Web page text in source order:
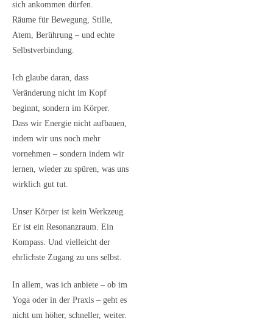
sich ankommen dürfen.
Räume für Bewegung, Stille,
Atem, Berührung – und echte
Selbstverbindung.
Ich glaube daran, dass
Veränderung nicht im Kopf
beginnt, sondern im Körper.
Dass wir Energie nicht aufbauen,
indem wir uns noch mehr
vornehmen – sondern indem wir
lernen, wieder zu spüren, was uns
wirklich gut tut.
Unser Körper ist kein Werkzeug.
Er ist ein Resonanzraum. Ein
Kompass. Und vielleicht der
ehrlichste Zugang zu uns selbst.
In allem, was ich anbiete – ob im
Yoga oder in der Praxis – geht es
nicht um höher, schneller, weiter.